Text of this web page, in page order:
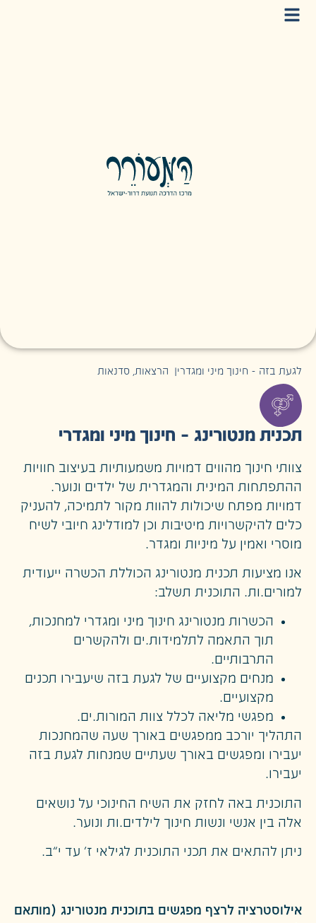
לגעת בזה - חינוך מיני ומגדרי| הרצאות, סדנאות
תכנית מנטורינג – חינוך מיני ומגדרי
צוותי חינוך מהווים דמויות משמעותיות בעיצוב חוויות
ההתפתחות המינית והמגדרית של ילדים ונוער.
דמויות מפתח שיכולות להוות מקור לתמיכה, להעניק
כלים להיקשרויות מיטיבות וכן למודלינג חיובי לשיח
מוסרי ואמין על מיניות ומגדר.
אנו מציעות תכנית מנטורינג הכוללת הכשרה ייעודית
למורים.ות. התוכנית תשלב:
הכשרות מנטורינג חינוך מיני ומגדרי למחנכות,
תוך התאמה לתלמידות.ים ולהקשרים
התרבותיים.
מנחים מקצועיים של לגעת בזה שיעבירו תכנים
מקצועיים.
מפגשי מליאה לכלל צוות המורות.ים.
התהליך יורכב ממפגשים באורך שעה שהמחנכות
יעבירו ומפגשים באורך שעתיים שמנחות לגעת בזה
יעבירו.
התוכנית באה לחזק את השיח החינוכי על נושאים
אלה בין אנשי ונשות חינוך לילדים.ות ונוער.
ניתן להתאים את תכני התוכנית לגילאי ז’ עד י”ב.
אילוסטרציה לרצף מפגשים בתוכנית מנטורינג (מותאם